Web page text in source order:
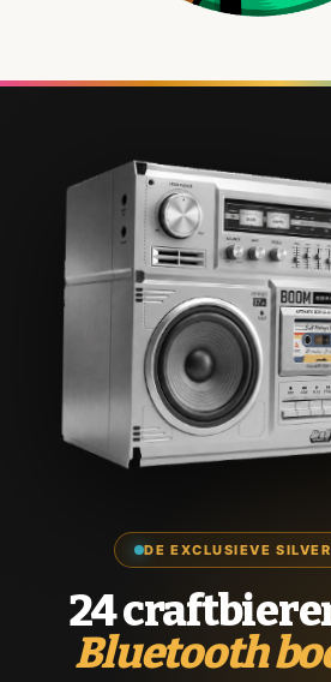
DE EXCLUSIEVE
24
Bluetooth